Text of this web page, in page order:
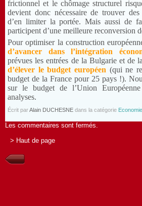
frictionnel et le chômage structurel
devient donc nécessaire de trouver
d’en limiter la portée. Mais aussi de
participent d’une meilleure reconversion
Pour optimiser la construction
d’avancer dans l’intégration
prévues les entrées de la Bulgarie et de
d’élever le budget européen (qui ne
budget de la France pour 25 pays !).
sur le budget de l’Union
analyses.
Écrit parAlain DUCHESNE dans la catégorie
Les commentaires sont fermés.
> Haut de page